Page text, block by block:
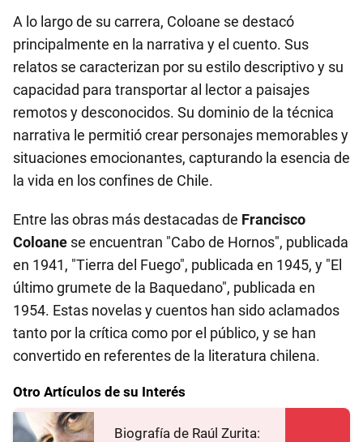
A lo largo de su carrera, Coloane se destacó
principalmente en la narrativa y el cuento. Sus
relatos se caracterizan por su estilo descriptivo y su
capacidad para transportar al lector a paisajes
remotos y desconocidos. Su dominio de la técnica
narrativa le permitió crear personajes memorables y
situaciones emocionantes, capturando la esencia de
la vida en los confines de Chile.
Entre las obras más destacadas de Francisco
Coloane se encuentran "Cabo de Hornos", publicada
en 1941, "Tierra del Fuego", publicada en 1945, y "El
último grumete de la Baquedano", publicada en
1954. Estas novelas y cuentos han sido aclamados
tanto por la crítica como por el público, y se han
convertido en referentes de la literatura chilena.
Otro Artículos de su Interés
Biografía de Raúl Zurita: